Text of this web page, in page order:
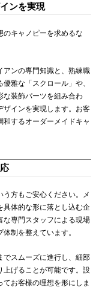
ンを実現
のキャノピーを求めるな
アンの専門知識と、熟練職
雅な「スクロール」や、
な装飾パーツを組み合わ
ザインを実現します。お客
するオーダーメイドキャ
方もご安心ください。メ
具体的な形に落とし込む企
な専門スタッフによる現場
制を整えています。
でスムーズに進行し、細部
上げることが可能です。設
お客様の理想を形にしま